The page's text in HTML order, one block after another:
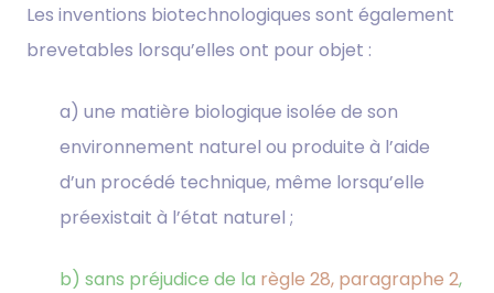
Les inventions biotechnologiques sont également
brevetables lorsqu’elles ont pour objet :
a) une matière biologique isolée de son
environnement naturel ou produite à l’aide
d’un procédé technique, même lorsqu’elle
préexistait à l’état naturel ;
b) sans préjudice de la règle 28, paragraphe 2,